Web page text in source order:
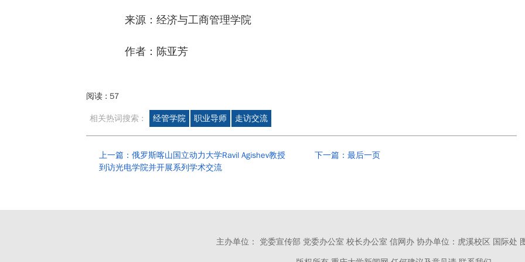
来源：经济与工商管理学院
作者：陈亚芳
阅读 : 57
相关热词搜索 : 经管学院 职业导师 走访交流
上一篇：俄罗斯喀山国立动力大学Ravil Agishev教授
到访光电学院并开展系列学术交流
下一篇：最后一页
主办单位： 党委宣传部 党委办公室 校长办公室 信网办 协办单位：虎溪校区 国际处